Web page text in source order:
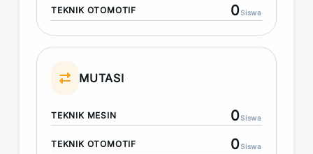
TEKNIK OTOMOTIF 0Siswa
MUTASI
TEKNIK MESIN 0Siswa
TEKNIK OTOMOTIF 0Siswa